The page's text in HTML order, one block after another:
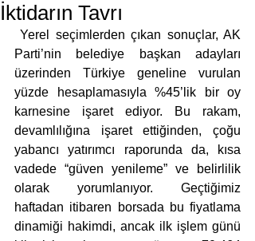
İktidarın Tavrı
Yerel seçimlerden çıkan sonuçlar, AK
Parti’nin belediye başkan adayları
üzerinden Türkiye geneline vurulan
yüzde hesaplamasıyla %45’lik bir oy
karnesine işaret ediyor. Bu rakam,
devamlılığına işaret ettiğinden, çoğu
yabancı yatırımcı raporunda da, kısa
vadede “güven yenileme” ve belirlilik
olarak yorumlanıyor. Geçtiğimiz
haftadan itibaren borsada bu fiyatlama
dinamiği hakimdi, ancak ilk işlem günü